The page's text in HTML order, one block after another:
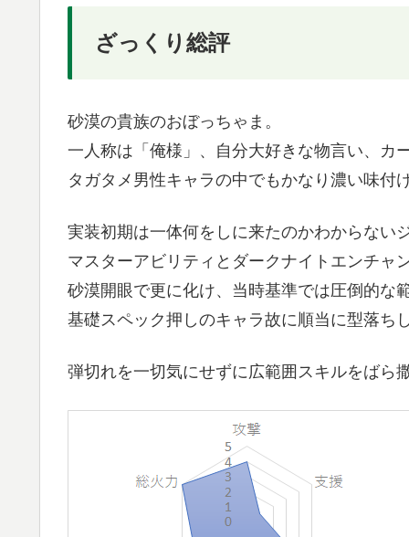
ざっくり総評
砂漠の貴族のおぼっちゃま。
一人称は「俺様」、自分大好きな物言い、カ
タガタメ男性キャラの中でもかなり濃い味付け
実装初期は一体何をしに来たのかわからない
マスターアビリティとダークナイトエンチャ
砂漠開眼で更に化け、当時基準では圧倒的な
基礎スペック押しのキャラ故に順当に型落ち
弾切れを一切気にせずに広範囲スキルをばら